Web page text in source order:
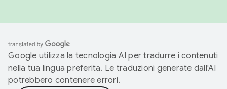
Google utilizza la tecnologia AI per tradurre i contenuti
nella tua lingua preferita. Le traduzioni generate dall'AI
potrebbero contenere errori.